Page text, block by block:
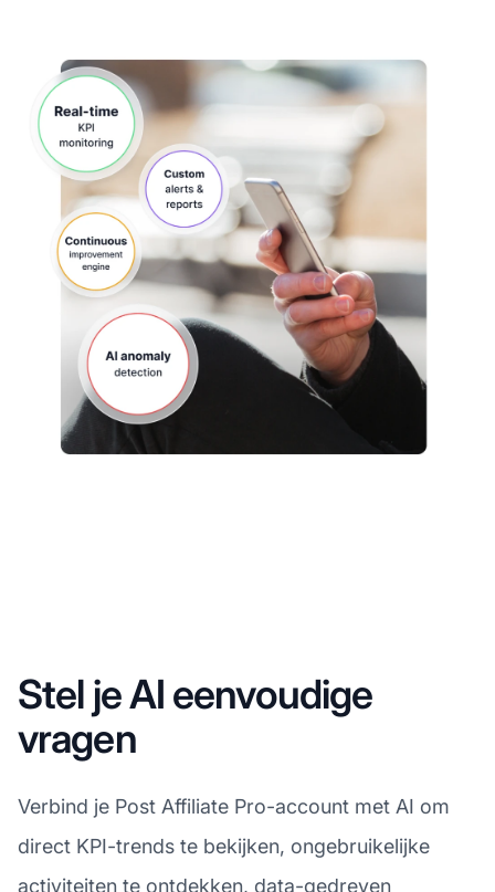
Stel je AI eenvoudige
vragen
Verbind je Post Affiliate Pro-account met AI om
direct KPI-trends te bekijken, ongebruikelijke
activiteiten te ontdekken, data-gedreven